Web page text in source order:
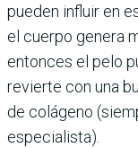
pueden influir en
el cuerpo genera
entonces el pelo
revierte con una
de colágeno
especialista).